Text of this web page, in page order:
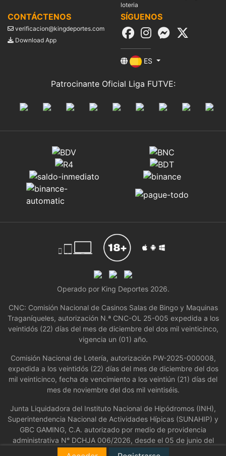
loteria
CONTÁCTENOS
verificacion@kingdeportes.com
Download App
SÍGUENOS
ES
Patrocinante Oficial Liga FUTVE:
Operado por King Deportes 2026.
CNC: Comisión Nacional de Casinos Salas de Bingo y Maquinas
Traganíqueles, autorización N.ª CNC-OL 25-005 expedida a los
veintidós (22) días del mes de diciembre del dos mil veinticinco,
vigencia un (01) año.
Comisión Nacional de Lotería, autorización PW-2025-000008,
expedida a los veintidós (22) días del mes de diciembre del dos
mil veinticinco, fecha de vencimiento a los veintiún (21) días del
mes de noviembre del dos mil veintiséis.
Junta Liquidadora del Instituto Nacional de Hipódromos (INH),
Superintendencia Nacional de Actividades Hípicas (SUNAHIP) y
GBC GAMING, C.A. autorizado por medio de providencia
administrativa N° DCHJA 006/2026, desde el 05 de junio del